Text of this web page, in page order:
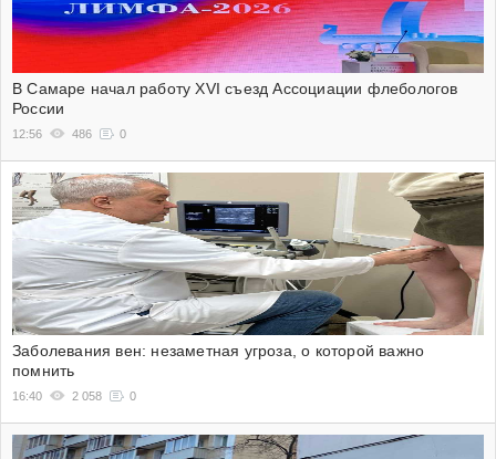
В Самаре начал работу XVI съезд Ассоциации флебологов
России
12:56 486 0
Заболевания вен: незаметная угроза, о которой важно
помнить
16:40 2 058 0